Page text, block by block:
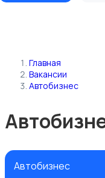
Главная
Вакансии
Автобизнес
Автобизнес